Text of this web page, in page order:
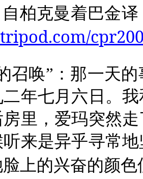
自柏克曼着巴金
召唤”：那一天
年七月六日。
里，爱玛突然
来是异乎寻常
上的兴奋的颜